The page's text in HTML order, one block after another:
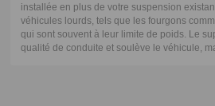
installée en plus de votre suspension
véhicules lourds, tels que les fourgons
qui sont souvent à leur limite de poids. Le
qualité de conduite et soulève le véhicule,